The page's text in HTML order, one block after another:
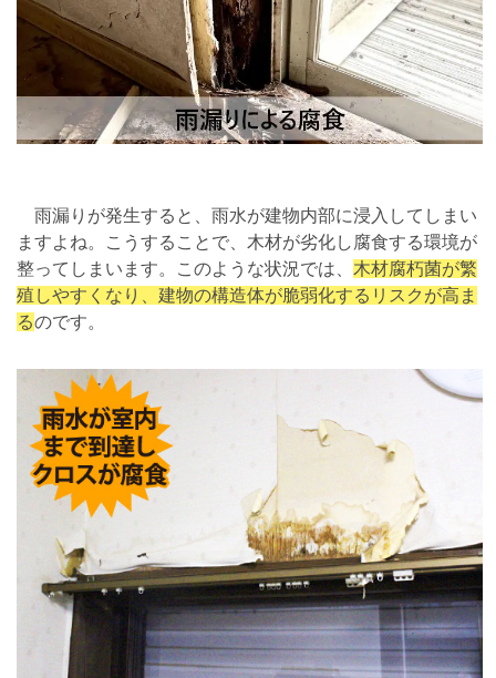
雨漏りが発生すると、雨水が建物内部に浸入してしまい
ますよね。こうすることで、木材が劣化し腐食する環境が
整ってしまいます。このような状況では、 木材腐朽菌が繁
殖しやすくなり、建物の構造体が脆弱化するリスクが高ま
るのです。